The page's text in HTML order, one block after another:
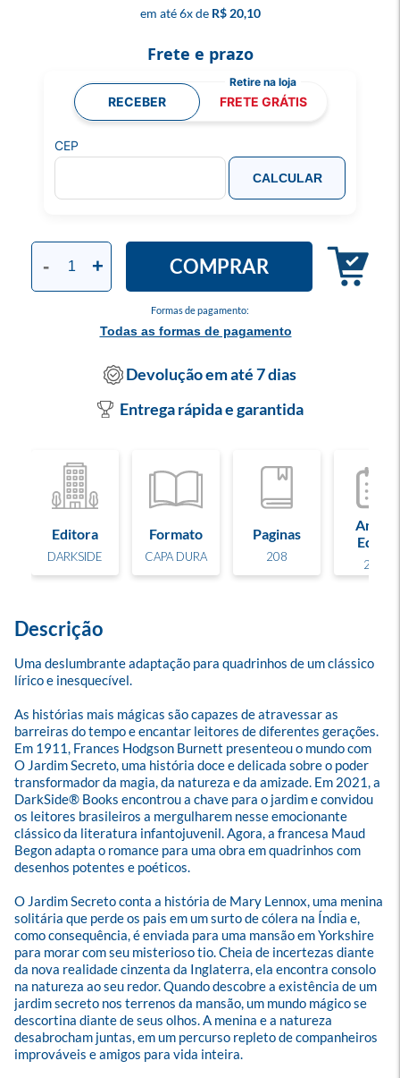
6x R$ 20,10
Formas de pagamento:
Todas as formas de pagamento
- + COMPRAR
Frete e prazo
RECEBER FRETE GRÁTIS
CEP
CALCULAR
Devolução em até 7 dias
Entrega rápida e garantida
Editora
DARKSIDE
Formato
CAPA DURA
Paginas
208
Ano de
Edição
2025
Descrição
Uma deslumbrante adaptação para quadrinhos de um clássico
lírico e inesquecível.
As histórias mais mágicas são capazes de atravessar as
barreiras do tempo e encantar leitores de diferentes gerações.
Em 1911, Frances Hodgson Burnett presenteou o mundo com
O Jardim Secreto, uma história doce e delicada sobre o poder
transformador da magia, da natureza e da amizade. Em 2021, a
DarkSide® Books encontrou a chave para o jardim e convidou
os leitores brasileiros a mergulharem nesse emocionante
clássico da literatura infantojuvenil. Agora, a francesa Maud
Begon adapta o romance para uma obra em quadrinhos com
desenhos potentes e poéticos.
O Jardim Secreto conta a história de Mary Lennox, uma menina
solitária que perde os pais em um surto de cólera na Índia e,
como consequência, é enviada para uma mansão em Yorkshire
para morar com seu misterioso tio. Cheia de incertezas diante
da nova realidade cinzenta da Inglaterra, ela encontra consolo
na natureza ao seu redor. Quando descobre a existência de um
jardim secreto nos terrenos da mansão, um mundo mágico se
descortina diante de seus olhos. A menina e a natureza
desabrocham juntas, em um percurso repleto de companheiros
improváveis e amigos para vida inteira.